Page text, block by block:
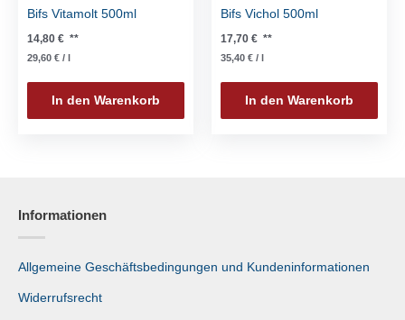
Bifs Vitamolt 500ml
14,80 € **
29,60 € /
In den Warenkorb
Bifs Vichol 500ml
17,70 € **
35,40 € /
In den Warenkorb
Informationen
Allgemeine Geschäftsbedingungen und Kundeninformationen
Widerrufsrecht